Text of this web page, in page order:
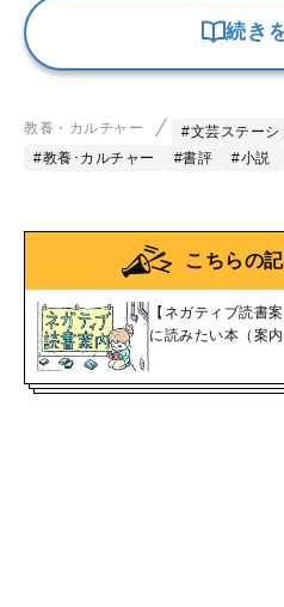
続き
教養・カルチャー #文芸ステーシ
#教養･カルチャー
#書評 #小説
こちらの
【ネガティブ読書
に読みたい本（案